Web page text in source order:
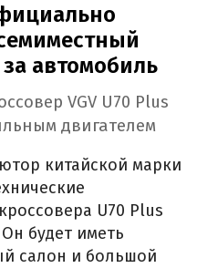
за автомобиль
VGV U70 Plus
двигателем
китайской марки
U70 Plus
будет иметь
салон и большой